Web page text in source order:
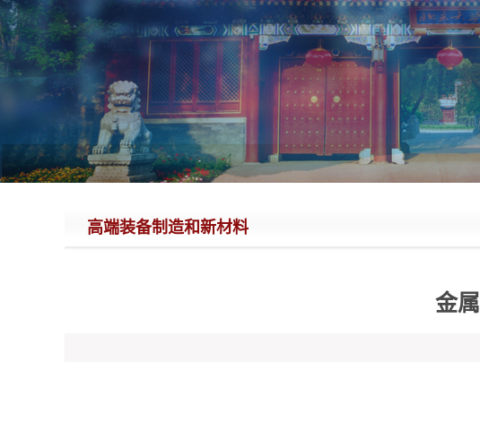
高端装备制造和新材料
金